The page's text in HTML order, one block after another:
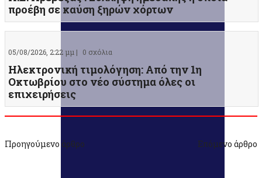
προέβη σε καύση ξηρών χόρτων
05/08/2026, 2:22 μμ | 0 σχόλια
Ηλεκτρονική τιμολόγηση: Από την 1η
Οκτωβρίου στο νέο σύστημα όλες οι
επιχειρήσεις
Προηγούμενο άρθρο Επόμενο άρθρο